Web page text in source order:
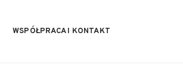
WSPÓŁPRACA I KONTAKT